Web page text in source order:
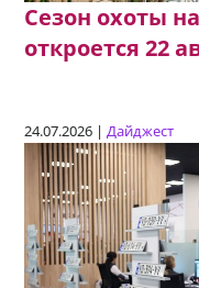
Сезон охоты
откроется 22
24.07.2026 |Дайджест